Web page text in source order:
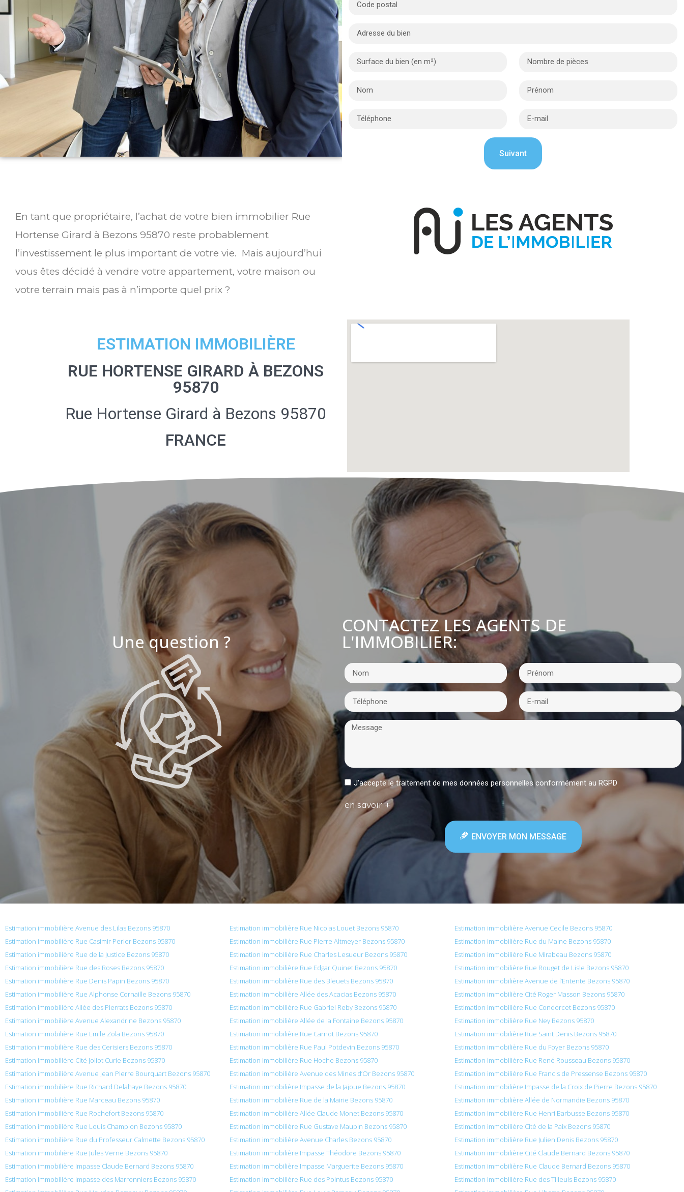
En tant que propriétaire, l’achat de votre bien immobilier Rue
Hortense Girard à Bezons 95870 reste probablement
l’investissement le plus important de votre vie. Mais aujourd’hui
vous êtes décidé à vendre votre appartement, votre maison ou
votre terrain mais pas à n’importe quel prix ?
ESTIMATION IMMOBILIÈRE
RUE HORTENSE GIRARD À BEZONS
95870
Rue Hortense Girard à Bezons 95870
FRANCE
Une question ?
CONTACTEZ LES AGENTS DE
L'IMMOBILIER:
J'accepte le traitement de mes données personnelles conformément au RGPD
en savoir +
ENVOYER MON MESSAGE
Estimation immobilière Avenue des Lilas Bezons 95870 Estimation immobilière Rue Nicolas Louet Bezons 95870
Estimation immobilière Avenue Cecile Bezons 95870
Estimation immobilière Rue Casimir Perier Bezons 95870
Estimation immobilière Rue Pierre Altmeyer Bezons 95870
Estimation immobilière Rue du Maine Bezons 95870
Estimation immobilière Rue de la Justice Bezons 95870
Estimation immobilière Rue Charles Lesueur Bezons 95870
Estimation immobilière Rue Mirabeau Bezons 95870
Estimation immobilière Rue des Roses Bezons 95870
Estimation immobilière Rue Edgar Quinet Bezons 95870
Estimation immobilière Rue Rouget de Lisle Bezons 95870
Estimation immobilière Rue Denis Papin Bezons 95870
Estimation immobilière Rue des Bleuets Bezons 95870
Estimation immobilière Avenue de l’Entente Bezons 95870
Estimation immobilière Rue Alphonse Cornaille Bezons 95870
Estimation immobilière Allée des Acacias Bezons 95870
Estimation immobilière Cité Roger Masson Bezons 95870
Estimation immobilière Allée des Pierrats Bezons 95870
Estimation immobilière Rue Gabriel Reby Bezons 95870
Estimation immobilière Rue Condorcet Bezons 95870
Estimation immobilière Avenue Alexandrine Bezons 95870
Estimation immobilière Allée de la Fontaine Bezons 95870
Estimation immobilière Rue Ney Bezons 95870
Estimation immobilière Rue Émile Zola Bezons 95870
Estimation immobilière Rue Carnot Bezons 95870
Estimation immobilière Rue Saint Denis Bezons 95870
Estimation immobilière Rue des Cerisiers Bezons 95870
Estimation immobilière Rue Paul Potdevin Bezons 95870
Estimation immobilière Rue du Foyer Bezons 95870
Estimation immobilière Cité Joliot Curie Bezons 95870
Estimation immobilière Rue Hoche Bezons 95870
Estimation immobilière Rue René Rousseau Bezons 95870
Estimation immobilière Avenue Jean Pierre Bourquart Bezons 95870
Estimation immobilière Avenue des Mines d’Or Bezons 95870
Estimation immobilière Rue Francis de Pressense Bezons 95870
Estimation immobilière Rue Richard Delahaye Bezons 95870
Estimation immobilière Impasse de la Jajoue Bezons 95870
Estimation immobilière Impasse de la Croix de Pierre Bezons 95870
Estimation immobilière Rue Marceau Bezons 95870
Estimation immobilière Rue de la Mairie Bezons 95870
Estimation immobilière Allée de Normandie Bezons 95870
Estimation immobilière Rue Rochefort Bezons 95870
Estimation immobilière Allée Claude Monet Bezons 95870
Estimation immobilière Rue Henri Barbusse Bezons 95870
Estimation immobilière Rue Louis Champion Bezons 95870
Estimation immobilière Rue Gustave Maupin Bezons 95870
Estimation immobilière Cité de la Paix Bezons 95870
Estimation immobilière Rue du Professeur Calmette Bezons 95870
Estimation immobilière Avenue Charles Bezons 95870
Estimation immobilière Rue Julien Denis Bezons 95870
Estimation immobilière Rue Jules Verne Bezons 95870
Estimation immobilière Impasse Théodore Bezons 95870
Estimation immobilière Cité Claude Bernard Bezons 95870
Estimation immobilière Impasse Claude Bernard Bezons 95870
Estimation immobilière Impasse Marguerite Bezons 95870
Estimation immobilière Rue Claude Bernard Bezons 95870
Estimation immobilière Impasse des Marronniers Bezons 95870
Estimation immobilière Rue des Pointus Bezons 95870
Estimation immobilière Rue des Tilleuls Bezons 95870